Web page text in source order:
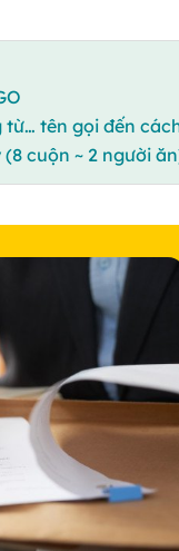
tên gọi đến
cuộn ~ 2 người